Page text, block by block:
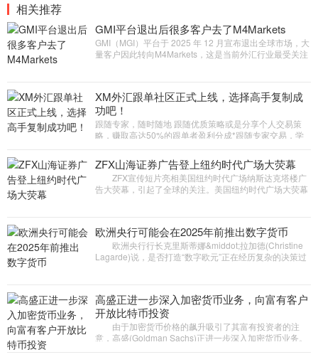
相关推荐
GMI平台退出后很多客户去了M4Markets
GMI（MGI）平台于 2025 年 12 月宣布退出全球市场，大
量客户因此转向M4Markets，这是当前外汇行业最受关注
XM外汇跟单社区正式上线，选择高手复制成
功吧！
跟随专家，随时随地 跟随优质策略或是分享个人交易策
略，赚取高达50%的跟单者盈利分成*跟随专家交易，学
专家交易头寸，或分享个人
ZFX山海证券广告登上纽约时代广场大荧幕
ZFX宣传短片亮相美国纽约时代广场纳斯达克塔楼广
告大荧幕，引起了全球的关注。美国纽约时代广场大荧幕
欧洲央行可能会在2025年前推出数字货币
欧洲央行行长克里斯蒂娜&middot;拉加德(Christine
Lagarde)说，是否打造“数字欧元”正在经历复杂的决策过
高盛正进一步深入加密货币业务，向富有客户
开放比特币投资
由于加密货币价格的飙升吸引了其富有投资者的注
意，高盛(Goldman Sachs)正进一步深入加密货币业务。